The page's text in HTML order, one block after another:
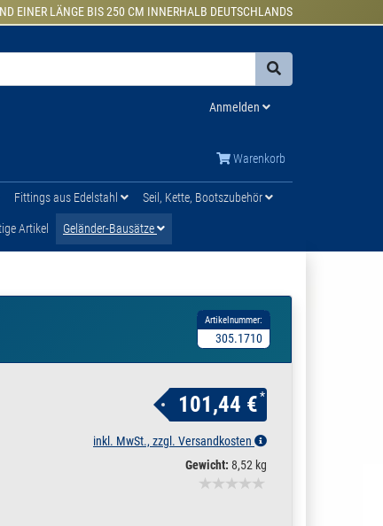
EINER LÄNGE BIS 250 CM INNERHALB DEUTSCHLANDS
Anmelden
Warenkorb
Fittings aus Edelstahl Seil, Kette, Bootszubehör
Artikel Geländer-Bausätze
Artikelnummer:
305.1710
101,44 €*
inkl. MwSt., zzgl. Versandkosten
Gewicht: 8,52 kg